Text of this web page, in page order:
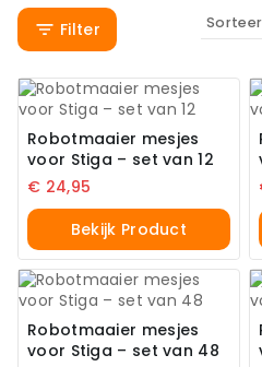
Filter
Robotmaaier mesjes
voor Stiga – set van 12
€ 24,95
Bekijk Product
Robotmaaier mesjes
voor Stiga – set van 48